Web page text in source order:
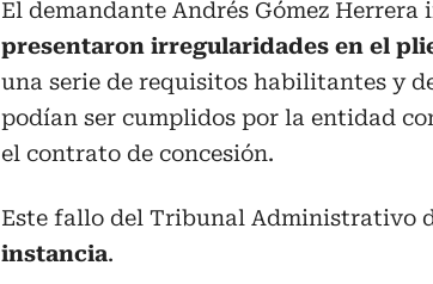
El demandante Andrés Gómez Herrera
presentaron irregularidades en el
una serie de requisitos habilitantes y
podían ser cumplidos por la entidad
el contrato de concesión.
Este fallo del Tribunal Administrativo
instancia.